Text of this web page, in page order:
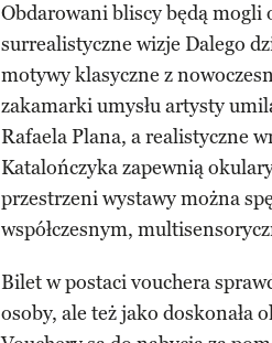
Obdarowani bliscy będą mogli
surrealistyczne wizje Dalego
motywy klasyczne z
zakamarki umysłu artysty
Rafaela Plana, a realistyczne
Katalończyka zapewnią
przestrzeni wystawy można
współczesnym,
Bilet w postaci vouchera
osoby, ale też jako doskonała